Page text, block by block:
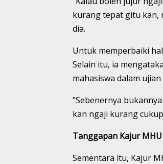
kurang tepat gitu kan,
dia.
Untuk memperbaiki
Selain itu, ia
mahasiswa dalam
"Sebenernya
kan ngaji kurang cukup
Tanggapan Kajur MHU
Sementara itu, Kajur